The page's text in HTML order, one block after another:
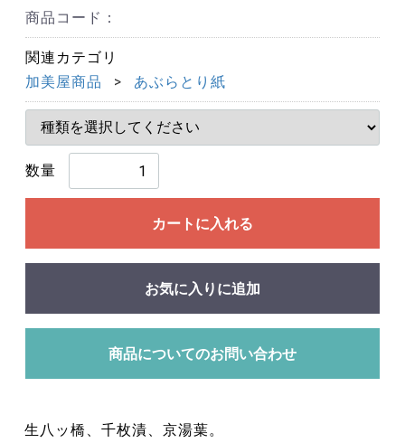
商品コード：
関連カテゴリ
加美屋商品
あぶらとり紙
数量
カートに入れる
お気に入りに追加
商品についてのお問い合わせ
生八ッ橋、千枚漬、京湯葉。